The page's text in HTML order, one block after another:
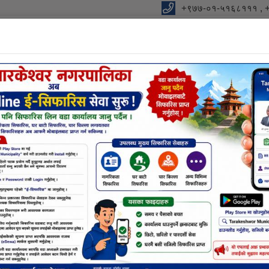
+९७७-०१-५१६८१११ ,
विधुतीय शुसासन सेवा शाखा सूचना तथा जानकारी
नक्सा सम्बन्धि छलफलमा सहभागी